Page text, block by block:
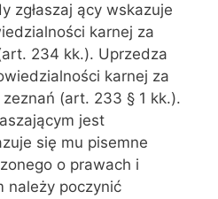
zgłaszaj ący wskazuje
karnej za
234 kk.). Uprzedza
karnej za
zeznań (art. 233 § 1 kk.).
jest
się mu pisemne
o prawach i
należy poczynić